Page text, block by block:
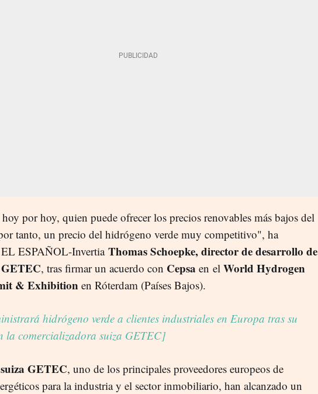
hoy por hoy, quien puede ofrecer los precios renovables más bajos del
tanto, un precio del hidrógeno verde muy competitivo", ha
ESPAÑOL-Invertia Thomas Schoepke, director de desarrollo de
, tras firmar un acuerdo con Cepsa en el World Hydrogen
& Exhibitionen Róterdam (Países Bajos).
hidrógeno verde a clientes industriales en Europa tras su
la comercializadora suiza GETEC]
GETEC, uno de los principales proveedores europeos de
para la industria y el sector inmobiliario, han alcanzado un